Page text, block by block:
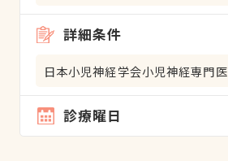
詳細条件
日本小児神経学会小児神経専門医
診療曜日